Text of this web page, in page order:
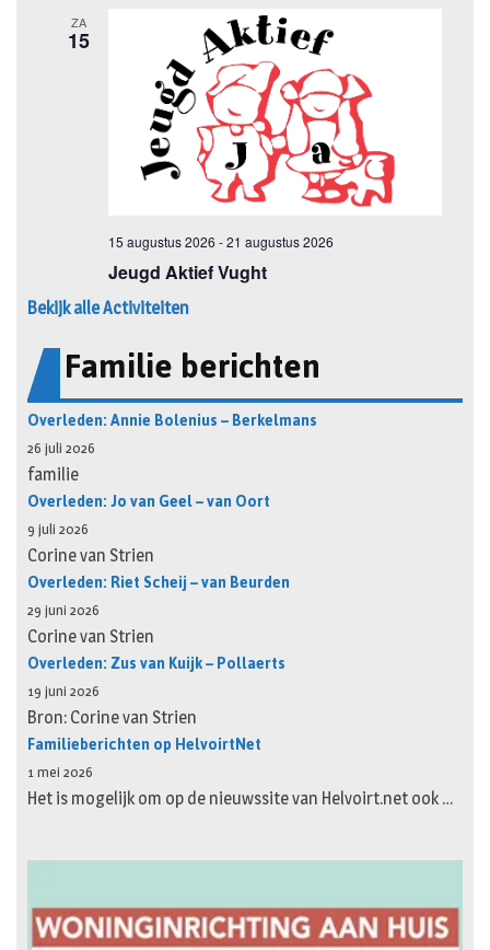
Bekijk alle Activiteiten
Familie berichten
Overleden: Annie Bolenius – Berkelmans
26 juli 2026
familie
Overleden: Jo van Geel – van Oort
9 juli 2026
Corine van Strien
Overleden: Riet Scheij – van Beurden
29 juni 2026
Corine van Strien
Overleden: Zus van Kuijk – Pollaerts
19 juni 2026
Bron: Corine van Strien
Familieberichten op HelvoirtNet
1 mei 2026
Het is mogelijk om op de nieuwssite van Helvoirt.net ook …